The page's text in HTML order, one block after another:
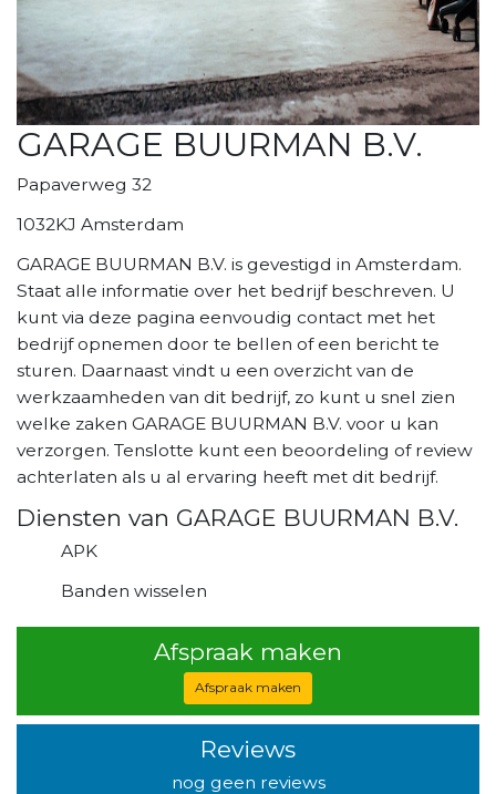
GARAGE BUURMAN B.V.
Papaverweg 32
1032KJ Amsterdam
GARAGE BUURMAN B.V. is gevestigd in Amsterdam.
Staat alle informatie over het bedrijf beschreven. U
kunt via deze pagina eenvoudig contact met het
bedrijf opnemen door te bellen of een bericht te
sturen. Daarnaast vindt u een overzicht van de
werkzaamheden van dit bedrijf, zo kunt u snel zien
welke zaken GARAGE BUURMAN B.V. voor u kan
verzorgen. Tenslotte kunt een beoordeling of review
achterlaten als u al ervaring heeft met dit bedrijf.
Diensten van GARAGE BUURMAN B.V.
APK
Banden wisselen
Afspraak maken
Afspraak maken
Reviews
nog geen reviews